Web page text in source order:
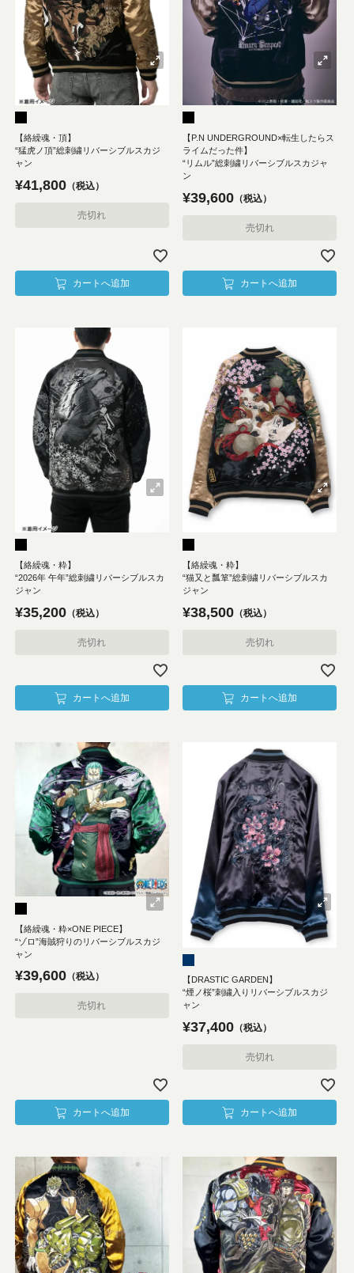
【絡繰魂・頂】
“猛虎ノ頂”総刺繍リバーシブルスカジ
ャン
¥41,800 税込
売切れ
カートへ追加
【P.N UNDERGROUND×転生したらス
ライムだった件】
“リムル”総刺繍リバーシブルスカジャ
ン
¥39,600 税込
売切れ
カートへ追加
【絡繰魂・粋】
“2026年 午年”総刺繍リバーシブルスカ
ジャン
¥35,200 税込
売切れ
カートへ追加
【絡繰魂・粋】
“猫又と瓢箪”総刺繍リバーシブルスカ
ジャン
¥38,500 税込
売切れ
カートへ追加
【絡繰魂・粋×ONE PIECE】
“ゾロ”海賊狩りのリバーシブルスカジ
ャン
¥39,600 税込
売切れ
カートへ追加
【DRASTIC GARDEN】
“煙ノ桜”刺繍入りリバーシブルスカジ
ャン
¥37,400 税込
売切れ
カートへ追加